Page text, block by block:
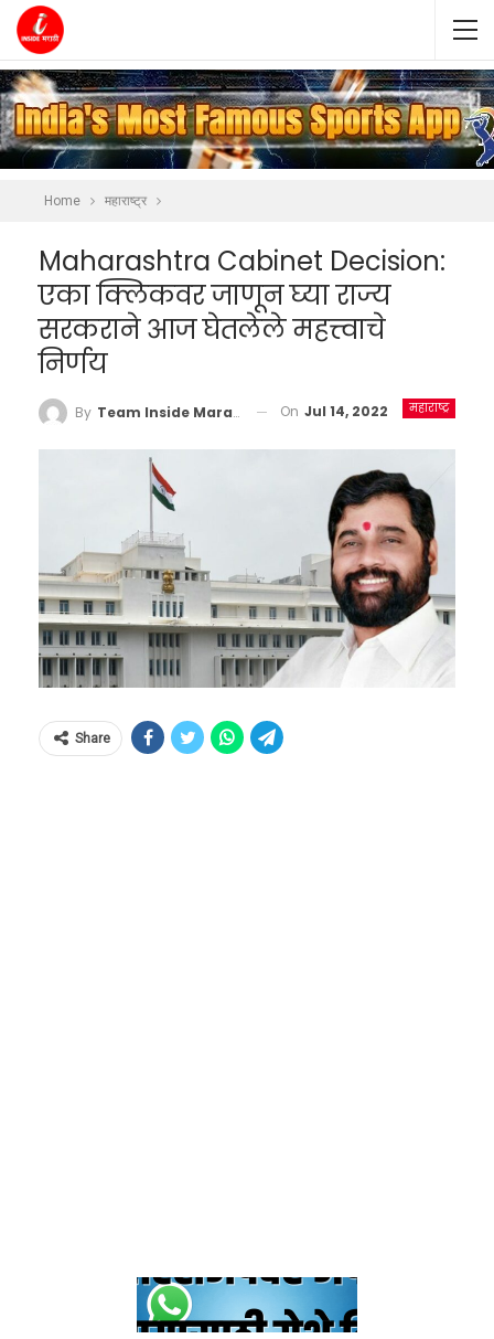
Home महाराष्ट्र
Maharashtra Cabinet Decision:
एका क्लिकवर जाणून घ्या राज्य
सरकराने आज घेतलेले महत्त्वाचे
निर्णय
महाराष्ट्र
By Team Inside Marathi On Jul 14, 2022
Share